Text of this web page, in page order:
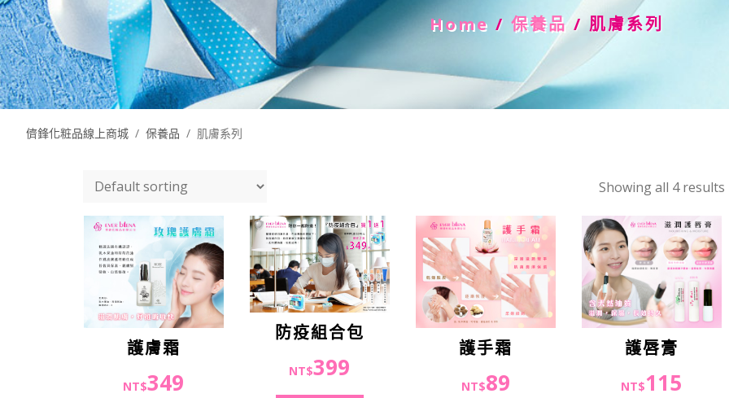
Home / 保養品/ 肌膚系列
儕鋒化粧品線上商城 / 保養品 / 肌膚系列
Showing all 4 results
護膚霜
NT$349
防疫組合包
NT$399
護手霜
NT$89
護唇膏
NT$115